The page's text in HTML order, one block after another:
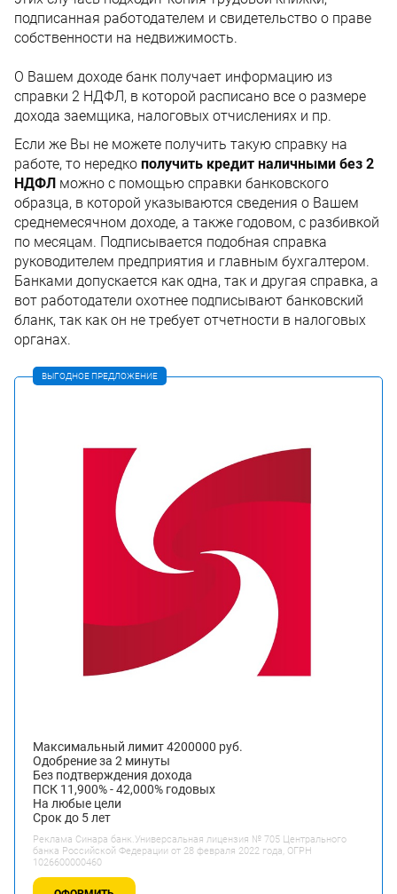
подписанная работодателем и свидетельство о праве
собственности на недвижимость.
О Вашем доходе банк получает информацию из
справки 2 НДФЛ, в которой расписано все о размере
дохода заемщика, налоговых отчислениях и пр.
Если же Вы не можете получить такую справку на
работе, то нередко получить кредит наличными без 2
НДФЛ можно с помощью справки банковского
образца, в которой указываются сведения о Вашем
среднемесячном доходе, а также годовом, с разбивкой
по месяцам. Подписывается подобная справка
руководителем предприятия и главным бухгалтером.
Банками допускается как одна, так и другая справка, а
вот работодатели охотнее подписывают банковский
бланк, так как он не требует отчетности в налоговых
органах.
ВЫГОДНОЕ ПРЕДЛОЖЕНИЕ
Максимальный лимит 4200000 руб.
Одобрение за 2 минуты
Без подтверждения дохода
ПСК 11,900% - 42,000% годовых
На любые цели
Срок до 5 лет
Реклама Синара банк.Универсальная лицензия № 705 Центрального
банка Российской Федерации от 28 февраля 2022 года, ОГРН
1026600000460